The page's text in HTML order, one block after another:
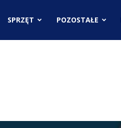
SPRZĘT POZOSTAŁE